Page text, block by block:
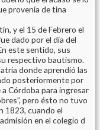
provenía de tina
y el 15 de Febrero el
dado por el día del
este sentido, sus
respectivo bautismo.
donde aprendió las
posteriormente por
Córdoba para ingresar
pero ésto no tuvo
1823, cuando el
en el colegio d